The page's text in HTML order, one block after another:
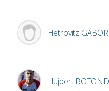
Hetrovitz GÁBOR
Hujbert BOTOND